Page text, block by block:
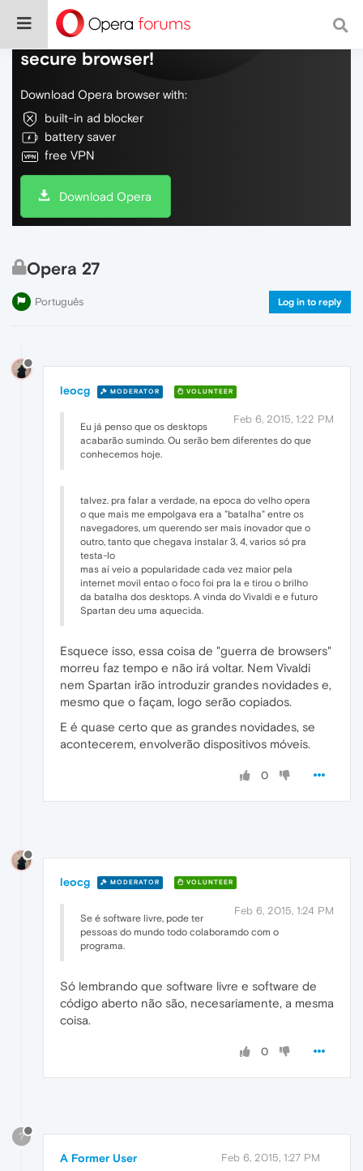
Do more on the web, with a fast and
secure browser!
Download Opera browser with:
built-in ad blocker
battery saver
free VPN
Download Opera
Opera 27
Português Log in to reply
leocg MODERATOR VOLUNTEER
Feb 6, 2015, 1:22 PM
Eu já penso que os desktops
acabarão sumindo. Ou serão bem diferentes do que
conhecemos hoje.
talvez. pra falar a verdade, na epoca do velho opera
o que mais me empolgava era a "batalha" entre os
navegadores, um querendo ser mais inovador que o
outro, tanto que chegava instalar 3, 4, varios só pra
testa-lo
mas aí veio a popularidade cada vez maior pela
internet movil entao o foco foi pra la e tirou o brilho
da batalha dos desktops. A vinda do Vivaldi e e futuro
Spartan deu uma aquecida.
Esquece isso, essa coisa de "guerra de browsers"
morreu faz tempo e não irá voltar. Nem Vivaldi
nem Spartan irão introduzir grandes novidades e,
mesmo que o façam, logo serão copiados.
E é quase certo que as grandes novidades, se
acontecerem, envolverão dispositivos móveis.
0
leocg MODERATOR VOLUNTEER
Feb 6, 2015, 1:24 PM
Se é software livre, pode ter
pessoas do mundo todo colaboramdo com o
programa.
Só lembrando que software livre e software de
código aberto não são, necesariamente, a mesma
coisa.
0
?
A Former User Feb 6, 2015, 1:27 PM